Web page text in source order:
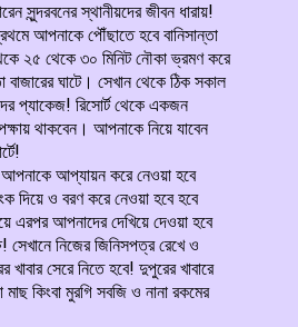
সুন্দরবনের স্থানীয়দের জীবন ধারায়!
আপনাকে পৌঁছাতে হবে বানিসান্তা
২৫ থেকে ৩০ মিনিট নৌকা ভ্রমণ করে
বাজারের ঘাটে। সেখান থেকে ঠিক সকাল
প্যাকেজ! রিসোর্ট থেকে একজন
থাকবেন। আপনাকে নিয়ে যাবেন
আপনাকে আপ্যায়ন করে নেওয়া হবে
দিয়ে ও বরণ করে নেওয়া হবে হবে
এরপর আপনাদের দেখিয়ে দেওয়া হবে
সেখানে নিজের জিনিসপত্র রেখে ও
খাবার সেরে নিতে হবে! দুপুরের খাবারে
মাছ কিংবা মুরগি সবজি ও নানা রকমের